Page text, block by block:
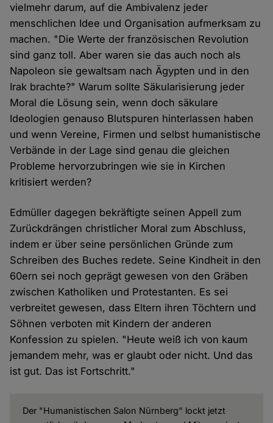
vielmehr darum, auf die Ambivalenz jeder
menschlichen Idee und Organisation aufmerksam zu
machen. "Die Werte der französischen Revolution
sind ganz toll. Aber waren sie das auch noch als
Napoleon sie gewaltsam nach Ägypten und in den
Irak brachte?" Warum sollte Säkularisierung jeder
Moral die Lösung sein, wenn doch säkulare
Ideologien genauso Blutspuren hinterlassen haben
und wenn Vereine, Firmen und selbst humanistische
Verbände in der Lage sind genau die gleichen
Probleme hervorzubringen wie sie in Kirchen
kritisiert werden?
Edmüller dagegen bekräftigte seinen Appell zum
Zurückdrängen christlicher Moral zum Abschluss,
indem er über seine persönlichen Gründe zum
Schreiben des Buches redete. Seine Kindheit in den
60ern sei noch geprägt gewesen von den Gräben
zwischen Katholiken und Protestanten. Es sei
verbreitet gewesen, dass Eltern ihren Töchtern und
Söhnen verboten mit Kindern der anderen
Konfession zu spielen. "Heute weiß ich von kaum
jemandem mehr, was er glaubt oder nicht. Und das
ist gut. Das ist Fortschritt."
Der "Humanistischen Salon Nürnberg" lockt jetzt